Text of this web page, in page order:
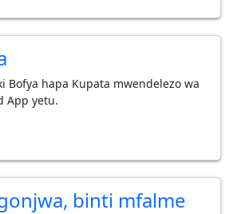
Bofya hapa Kupata mwendelezo wa
App yetu.
binti mfalme